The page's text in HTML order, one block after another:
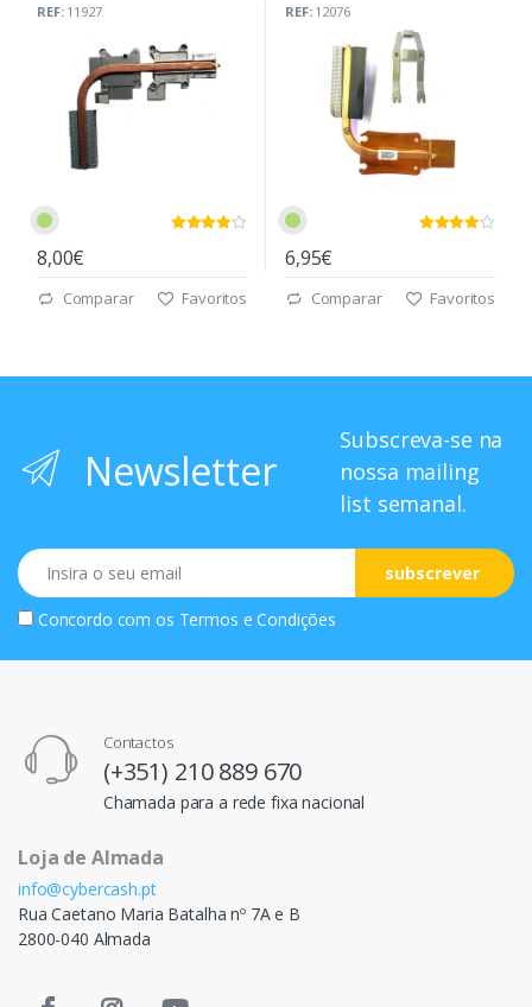
REF:11927
8,00€
Comparar Favoritos
REF:12076
6,95€
Comparar Favoritos
Newsletter
Subscreva-se na
nossa mailing
list semanal.
Email
subscrever
Concordo com os Termos e Condições
Contactos
(+351) 210 889 670
Chamada para a rede fixa nacional
Loja de Almada
info@cybercash.pt
Rua Caetano Maria Batalha nº 7A e B
2800-040 Almada